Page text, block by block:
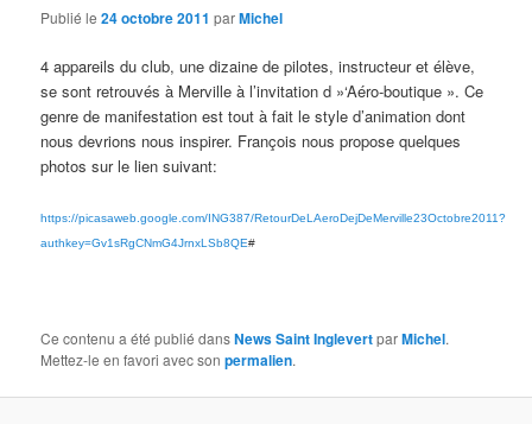
Publié le24 octobre 2011 parMichel
4 appareils du club, une dizaine de pilotes, instructeur et élève,
se sont retrouvés à Merville à l’invitation d »‘Aéro-boutique ». Ce
genre de manifestation est tout à fait le style d’animation dont
nous devrions nous inspirer. François nous propose quelques
photos sur le lien suivant:
https://picasaweb.google.com/ING387/RetourDeLAeroDejDeMerville23Octobre2011?
authkey=Gv1sRgCNmG4JrnxLSb8QE#
Ce contenu a été publié dansNews Saint InglevertparMichel.
Mettez-le en favori avec sonpermalien.